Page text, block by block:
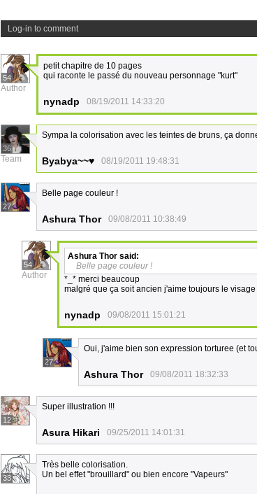
Log-in to comment
54
Author
petit chapitre de 10 pages
qui raconte le passé du nouveau personnage "kurt"
nynadp 08/19/2011 14:33:20
36
Team
Sympa la colorisation avec les teintes de bruns, ça
Byabya~~♥ 08/19/2011 19:48:31
27
Belle page couleur !
Ashura Thor 09/08/2011 10:38:49
54
Author
Ashura Thor said:
Belle page couleur !
*_* merci beaucoup
malgré que ça soit ancien j'aime toujours le
nynadp 09/08/2011 15:01:21
27
Oui, j'aime bien son expression torturee (et
Ashura Thor 09/08/2011 18:32:33
12
Super illustration !!!
Asura Hikari 09/25/2011 14:01:31
33
Très belle colorisation.
Un bel effet "brouillard" ou bien encore "Vapeurs"